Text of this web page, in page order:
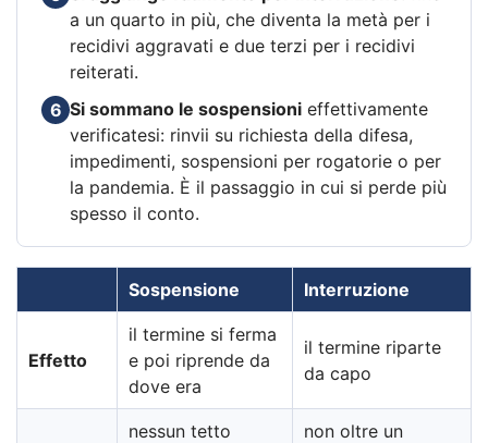
a un quarto in più, che diventa la metà per i
recidivi aggravati e due terzi per i recidivi
reiterati.
6 Si sommano le sospensioni effettivamente
verificatesi: rinvii su richiesta della difesa,
impedimenti, sospensioni per rogatorie o per
la pandemia. È il passaggio in cui si perde più
spesso il conto.
Sospensione Interruzione
Effetto
il termine si ferma
e poi riprende da
dove era
il termine riparte
da capo
nessun tetto
non oltre un